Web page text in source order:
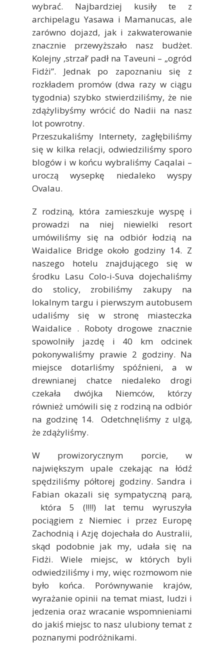
wybrać. Najbardziej kusiły te z
archipelagu Yasawa i Mamanucas, ale
zarówno dojazd, jak i zakwaterowanie
znacznie przewyższało nasz budżet.
Kolejny ‚strzał’ padł na Taveuni – „ogród
Fidżi”. Jednak po zapoznaniu się z
rozkładem promów (dwa razy w ciągu
tygodnia) szybko stwierdziliśmy, że nie
zdążylibyśmy wrócić do Nadii na nasz
lot powrotny.
Przeszukaliśmy Internety, zagłębiliśmy
się w kilka relacji, odwiedziliśmy sporo
blogów i w końcu wybraliśmy Caqalai –
uroczą wysepkę niedaleko wyspy
Ovalau.
Z rodziną, która zamieszkuje wyspę i
prowadzi na niej niewielki resort
umówiliśmy się na odbiór łodzią na
Waidalice Bridge około godziny 14. Z
naszego hotelu znajdującego się w
środku Lasu Colo-i-Suva dojechaliśmy
do stolicy, zrobiliśmy zakupy na
lokalnym targu i pierwszym autobusem
udaliśmy się w stronę miasteczka
Waidalice . Roboty drogowe znacznie
spowolniły jazdę i 40 km odcinek
pokonywaliśmy prawie 2 godziny. Na
miejsce dotarliśmy spóźnieni, a w
drewnianej chatce niedaleko drogi
czekała dwójka Niemców, którzy
również umówili się z rodziną na odbiór
na godzinę 14. Odetchnęliśmy z ulgą,
że zdążyliśmy.
W prowizorycznym porcie, w
największym upale czekając na łódź
spędziliśmy półtorej godziny. Sandra i
Fabian okazali się sympatyczną parą,
która 5 (!!!!) lat temu wyruszyła
pociągiem z Niemiec i przez Europę
Zachodnią i Azję dojechała do Australii,
skąd podobnie jak my, udała się na
Fidżi. Wiele miejsc, w których byli
odwiedziliśmy i my, więc rozmowom nie
było końca. Porównywanie krajów,
wyrażanie opinii na temat miast, ludzi i
jedzenia oraz wracanie wspomnieniami
do jakiś miejsc to nasz ulubiony temat z
poznanymi podróżnikami.